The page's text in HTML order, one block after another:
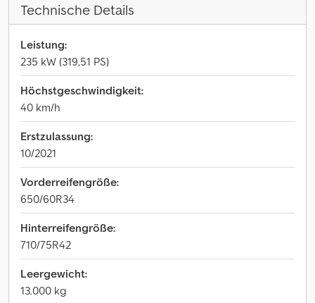
Technische Details
Leistung:
235 kW (319,51 PS)
Höchstgeschwindigkeit:
40 km/h
Erstzulassung:
10/2021
Vorderreifengröße:
650/60R34
Hinterreifengröße:
710/75R42
Leergewicht:
13.000 kg